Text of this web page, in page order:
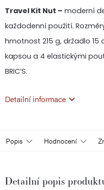
Travel Kit Nut – moderní
každodenní použití.
hmotnost 215 g, držadlo 15
kapsou a 4 elastickými
BRIC’S.
Detailní informace
Popis Hodnocení
Detailní popis